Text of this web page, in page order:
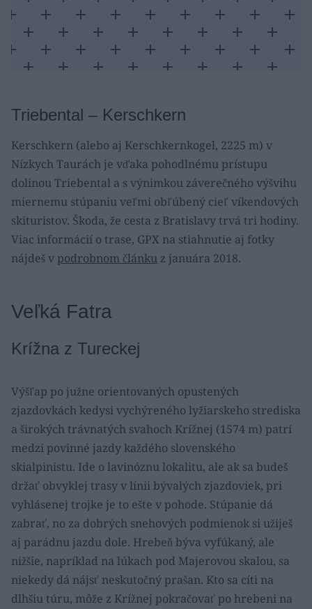
Triebental – Kerschkern
Kerschkern (alebo aj Kerschkernkogel, 2225 m) v
Nízkych Taurách je vďaka pohodlnému prístupu
dolinou Triebental a s výnimkou záverečného výšvihu
miernemu stúpaniu veľmi obľúbený cieľ víkendových
skituristov. Škoda, že cesta z Bratislavy trvá tri hodiny.
Viac informácií o trase, GPX na stiahnutie aj fotky
nájdeš v podrobnom článku z januára 2018.
Veľká Fatra
Krížna z Tureckej
Výšľap po južne orientovaných opustených
zjazdovkách kedysi vychýreného lyžiarskeho strediska
a širokých trávnatých svahoch Krížnej (1574 m) patrí
medzi povinné jazdy každého slovenského
skialpinistu. Ide o lavinóznu lokalitu, ale ak sa budeš
držať obvyklej trasy v línii bývalých zjazdoviek, pri
vyhlásenej trojke je to ešte v pohode. Stúpanie dá
zabrať, no za dobrých snehových podmienok si užiješ
aj parádnu jazdu dole. Hrebeň býva vyfúkaný, ale
nižšie, napríklad na lúkach pod Majerovou skalou, sa
niekedy dá nájsť neskutočný prašan. Kto sa cíti na
dlhšiu túru, môže z Krížnej pokračovať po hrebeni na